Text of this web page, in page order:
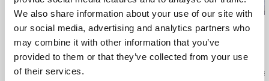
We also share information about your use of our site with
our social media, advertising and analytics partners who
may combine it with other information that you’ve
provided to them or that they’ve collected from your use
of their services.
Hedängens Allehanda
Herrljunga
Retro- & antikbutik i centrala Herrljunga